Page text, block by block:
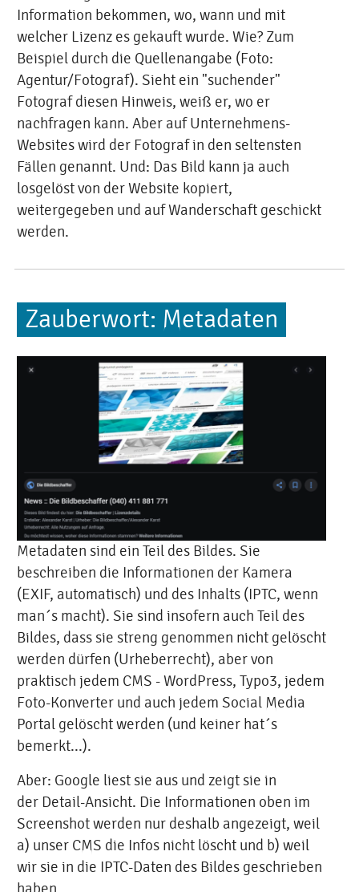
Information bekommen, wo, wann und mit
welcher Lizenz es gekauft wurde. Wie? Zum
Beispiel durch die Quellenangabe (Foto:
Agentur/Fotograf). Sieht ein "suchender"
Fotograf diesen Hinweis, weiß er, wo er
nachfragen kann. Aber auf Unternehmens-
Websites wird der Fotograf in den seltensten
Fällen genannt. Und: Das Bild kann ja auch
losgelöst von der Website kopiert,
weitergegeben und auf Wanderschaft geschickt
werden.
Metadaten sind ein Teil des Bildes. Sie
beschreiben die Informationen der Kamera
(EXIF, automatisch) und des Inhalts (IPTC, wenn
man´s macht). Sie sind insofern auch Teil des
Bildes, dass sie streng genommen nicht gelöscht
werden dürfen (Urheberrecht), aber von
praktisch jedem CMS - WordPress, Typo3, jedem
Foto-Konverter und auch jedem Social Media
Portal gelöscht werden (und keiner hat´s
bemerkt...).
Aber: Google liest sie aus und zeigt sie in
der Detail-Ansicht. Die Informationen oben im
Screenshot werden nur deshalb angezeigt, weil
a) unser CMS die Infos nicht löscht und b) weil
wir sie in die IPTC-Daten des Bildes geschrieben
Zauberwort: Metadaten